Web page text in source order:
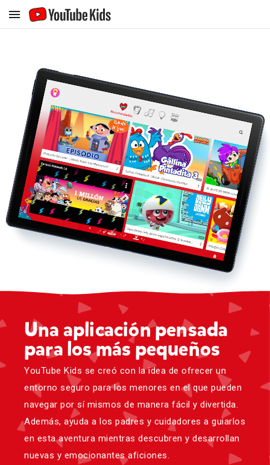
Una aplicación pensada
para los más pequeños
YouTube Kids se creó con la idea de ofrecer un
entorno seguro para los menores en el que pueden
navegar por sí mismos de manera fácil y divertida.
Además, ayuda a los padres y cuidadores a guiarlos
en esta aventura mientras descubren y desarrollan
nuevas y emocionantes aficiones.